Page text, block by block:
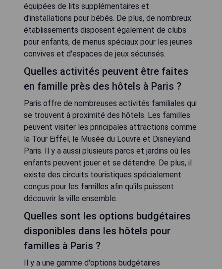
équipées de lits supplémentaires et
d'installations pour bébés. De plus, de nombreux
établissements disposent également de clubs
pour enfants, de menus spéciaux pour les jeunes
convives et d'espaces de jeux sécurisés.
Quelles activités peuvent être faites
en famille près des hôtels à Paris ?
Paris offre de nombreuses activités familiales qui
se trouvent à proximité des hôtels. Les familles
peuvent visiter les principales attractions comme
la Tour Eiffel, le Musée du Louvre et Disneyland
Paris. Il y a aussi plusieurs parcs et jardins où les
enfants peuvent jouer et se détendre. De plus, il
existe des circuits touristiques spécialement
conçus pour les familles afin qu'ils puissent
découvrir la ville ensemble.
Quelles sont les options budgétaires
disponibles dans les hôtels pour
familles à Paris ?
Il y a une gamme d'options budgétaires